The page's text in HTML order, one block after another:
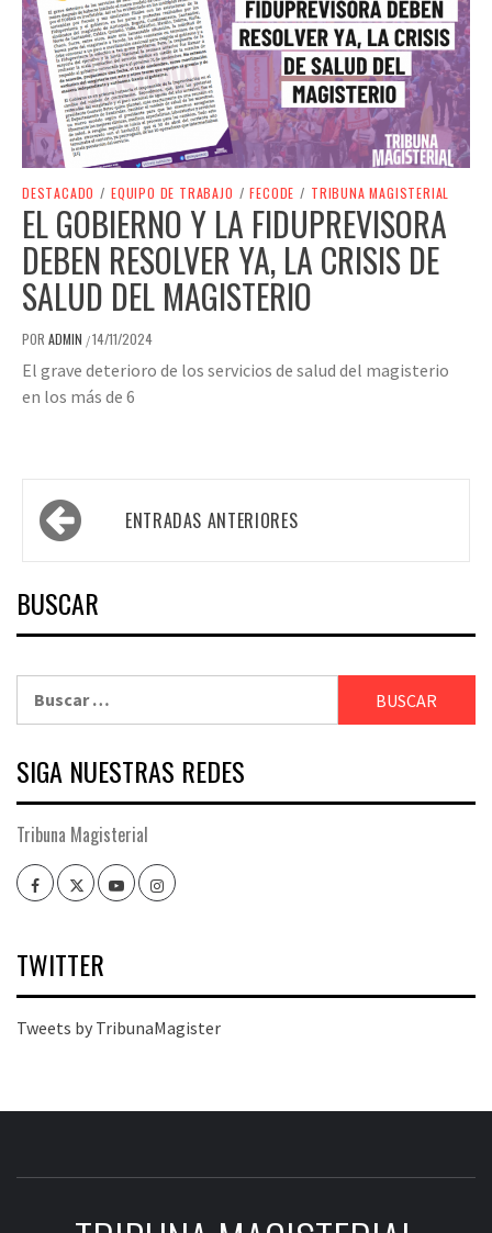
DESTACADO / EQUIPO DE TRABAJO / FECODE / TRIBUNA MAGISTERIAL
EL GOBIERNO Y LA FIDUPREVISORA
DEBEN RESOLVER YA, LA CRISIS DE
SALUD DEL MAGISTERIO
POR ADMIN /14/11/2024
El grave deterioro de los servicios de salud del magisterio
en los más de 6
Navegación
de
entradas
ENTRADAS ANTERIORES
BUSCAR
SIGA NUESTRAS REDES
Tribuna Magisterial
FacebookTwitterYoutubeInstagram
TWITTER
Tweets by TribunaMagister